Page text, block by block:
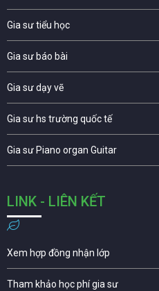
Gia sư tiểu học
Gia sư báo bài
Gia sư dạy vẽ
Gia sư hs trường quốc tế
Gia sư Piano organ Guitar
LINK - LIÊN KẾT
Xem hợp đồng nhận lớp
Tham khảo học phí gia sư